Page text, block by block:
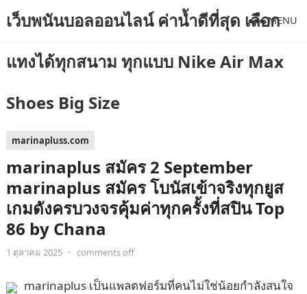
เว็บพนันบอลออนไลน์ ค่าน้ำดีที่สุด เลือก
แทงได้ทุกสนาม ทุกแบบ Nike Air Max
Shoes Big Size
MENU
marinapluss.com
marinaplus สมัคร 2 September
marinaplus สมัคร โบนัสเข้าจริงทุกยูส
เกมดังครบวงจรคุ้มค่าทุกครั้งที่สปิน Top
86 by Chana
1 ตุลาคม 2025 • comments off
marinaplus เป็นแพลตฟอร์มที่คนไม่ใช่น้อยกำลังสนใจ